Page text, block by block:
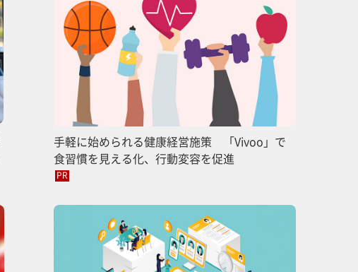
手軽に始められる健康経営施策 「Vivoo」で
食習慣を見える化、行動変容を促進
PR